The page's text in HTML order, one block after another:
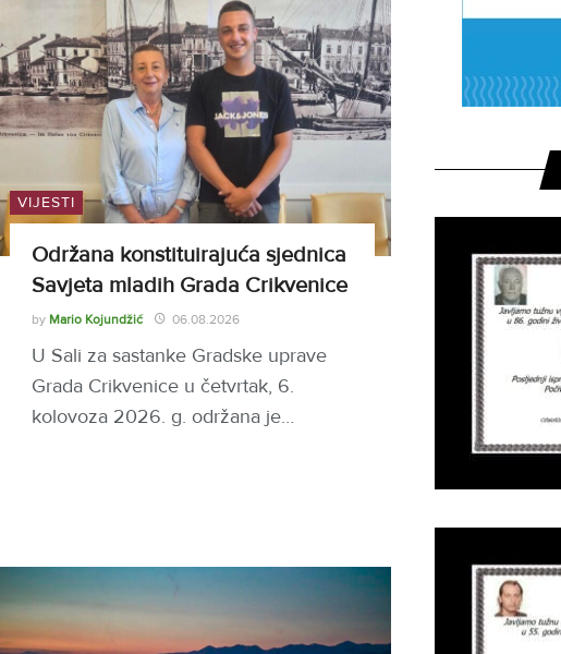
VIJESTI
Održana konstituirajuća sjednica
Savjeta mladih Grada Crikvenice
by Mario Kojundžić 06.08.2026
U Sali za sastanke Gradske uprave
Grada Crikvenice u četvrtak, 6.
kolovoza 2026. g. održana je…